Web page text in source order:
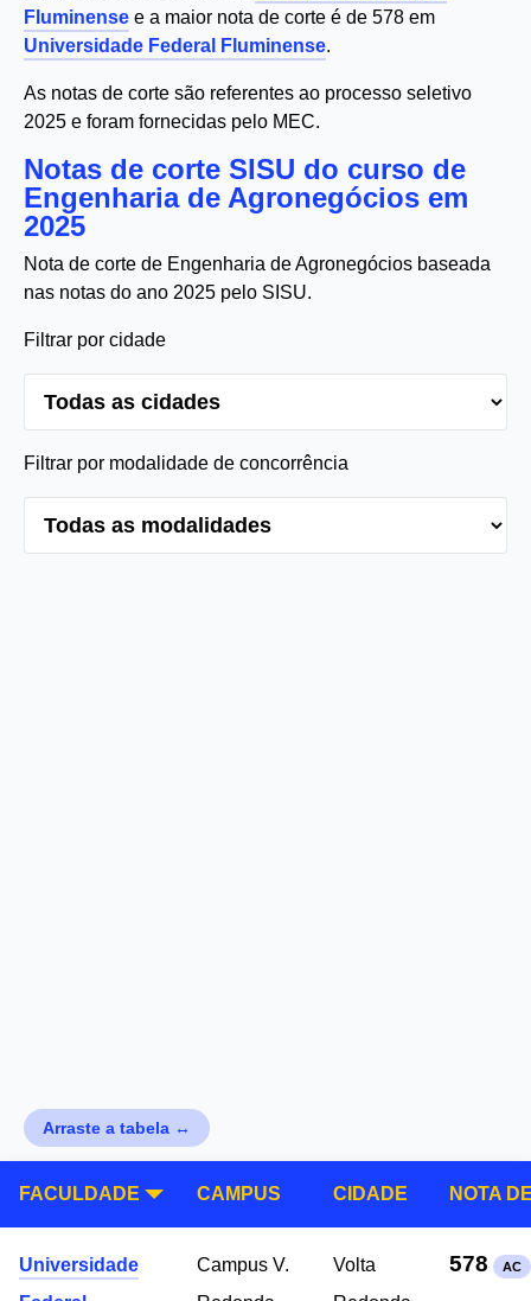
Fluminense e a maior nota de corte é de 578 em
Universidade Federal Fluminense.
As notas de corte são referentes ao processo seletivo
2025 e foram fornecidas pelo MEC.
Notas de corte SISU do curso de
Engenharia de Agronegócios em
2025
Nota de corte de Engenharia de Agronegócios baseada
nas notas do ano 2025 pelo SISU.
Filtrar por cidade
Filtrar por modalidade de concorrência
Arraste a tabela ↔
FACULDADE CAMPUS CIDADE NOTA
Universidade
Campus V.
Volta
578 AC